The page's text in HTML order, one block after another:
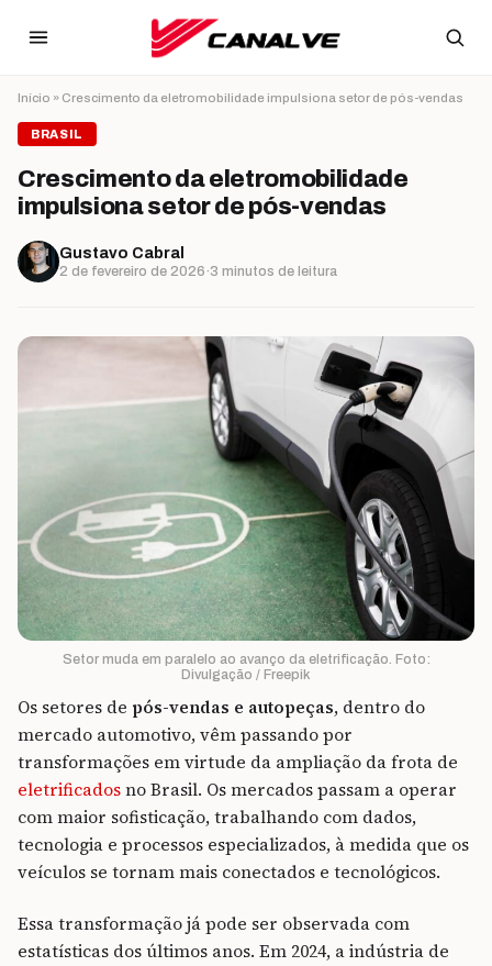
Início » Crescimento da eletromobilidade impulsiona setor de pós-vendas
BRASIL
Crescimento da eletromobilidade
impulsiona setor de pós-vendas
Gustavo Cabral
2 de fevereiro de 2026·3 minutos de leitura
Setor muda em paralelo ao avanço da eletrificação. Foto:
Divulgação / Freepik
Os setores de pós-vendas e autopeças, dentro do
mercado automotivo, vêm passando por
transformações em virtude da ampliação da frota de
eletrificadosno Brasil. Os mercados passam a operar
com maior sofisticação, trabalhando com dados,
tecnologia e processos especializados, à medida que os
veículos se tornam mais conectados e tecnológicos.
Essa transformação já pode ser observada com
estatísticas dos últimos anos. Em 2024, a indústria de